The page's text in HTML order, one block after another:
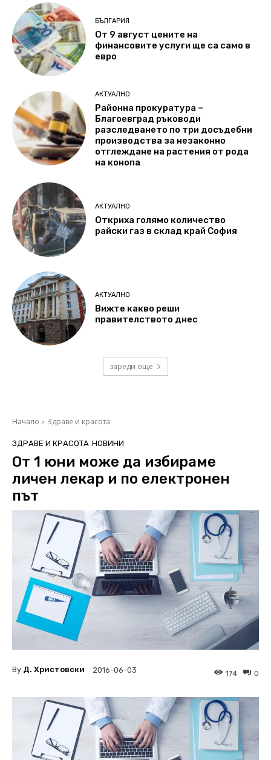
БЪЛГАРИЯ
От 9 август цените на
финансовите услуги ще са само в
евро
АКТУАЛНО
Районна прокуратура –
Благоевград ръководи
разследването по три досъдебни
производства за незаконно
отглеждане на растения от рода
на конопа
АКТУАЛНО
Откриха голямо количество
райски газ в склад край София
АКТУАЛНО
Вижте какво реши
правителството днес
зареди още